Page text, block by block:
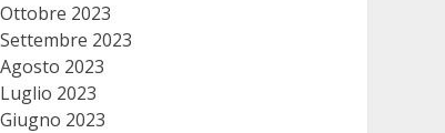
Ottobre 2023
Settembre 2023
Agosto 2023
Luglio 2023
Giugno 2023